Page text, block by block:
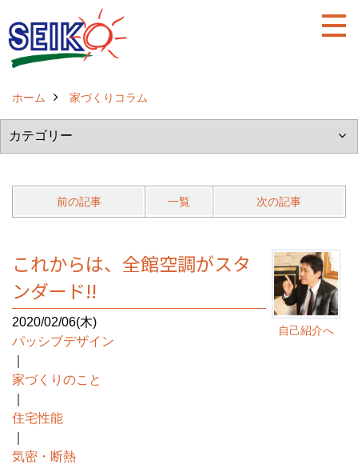
ホーム 家づくりコラム
前の記事 一覧 次の記事
自己紹介へ
これからは、全館空調がスタ
ンダード!!
2020/02/06(木)
パッシブデザイン
家づくりのこと
住宅性能
気密・断熱